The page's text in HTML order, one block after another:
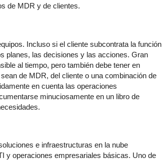
de MDR y de clientes.
Incluso si el cliente subcontrata la función
planes, las decisiones y las acciones. Gran
al tiempo, pero también debe tener en
de MDR, del cliente o una combinación de
en cuenta las operaciones
minuciosamente en un libro de
e infraestructuras en la nube
y operaciones empresariales básicas. Uno de